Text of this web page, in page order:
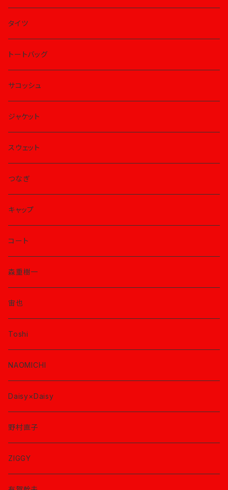
タイツ
トートバッグ
サコッシュ
ジャケット
スウェット
つなぎ
キャップ
コート
森重樹一
宙也
Toshi
NAOMICHI
Daisy×Daisy
野村直子
ZIGGY